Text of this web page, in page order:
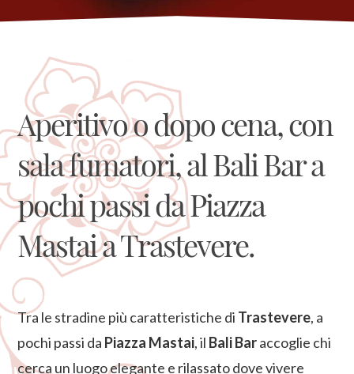
Aperitivo o dopo cena, con
sala fumatori, al Bali Bar a
pochi passi da Piazza
Mastai a Trastevere.
Tra le stradine più caratteristiche di Trastevere, a
pochi passi da Piazza Mastai, il Bali Baraccoglie chi
cerca un luogo elegante e rilassato dove vivere